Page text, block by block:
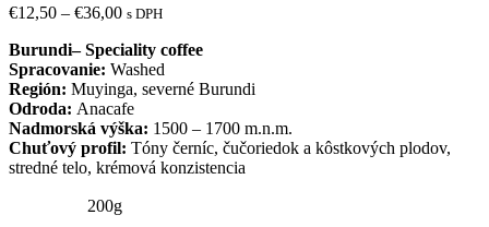
€12,50 – €36,00Price
€12,50
through
€36,00
s DPH
Burundi– Speciality coffee
Spracovanie: Washed
Región: Muyinga, severné Burundi
Odroda: Anacafe
Nadmorská výška: 1500 – 1700 m.n.m.
Chuťový profil: Tóny černíc, čučoriedok a kôstkových plodov,
stredné telo, krémová konzistencia
200g